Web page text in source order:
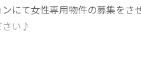
にて女性専用物件の募集をさ
さい♪